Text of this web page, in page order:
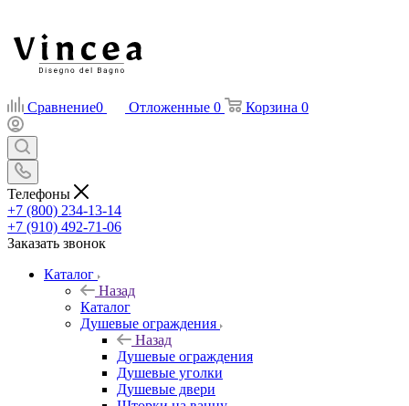
Сравнение0 Отложенные 0 Корзина 0
Телефоны
+7 (800) 234-13-14
+7 (910) 492-71-06
Заказать звонок
Каталог
Назад
Каталог
Душевые ограждения
Назад
Душевые ограждения
Душевые уголки
Душевые двери